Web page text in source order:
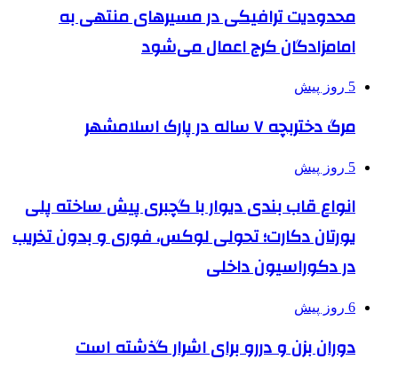
محدودیت ترافیکی در مسیرهای منتهی به
امامزادگان کرج اعمال می‌شود
5 روز پیش
مرگ دختربچه ۷ ساله در پارک اسلامشهر
5 روز پیش
انواع قاب بندی دیوار با گچبری پیش ساخته پلی
یورتان دکارت؛ تحولی لوکس، فوری و بدون تخریب
در دکوراسیون داخلی
6 روز پیش
دوران بزن و دررو برای اشرار گذشته است